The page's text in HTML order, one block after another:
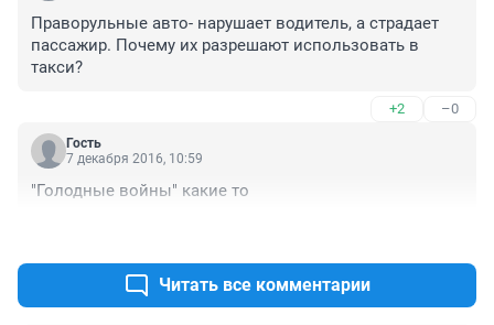
Праворульные авто- нарушает водитель, а страдает
пассажир. Почему их разрешают использовать в
такси?
+2 –0
Гость
7 декабря 2016, 10:59
"Голодные войны" какие то
Читать все комментарии